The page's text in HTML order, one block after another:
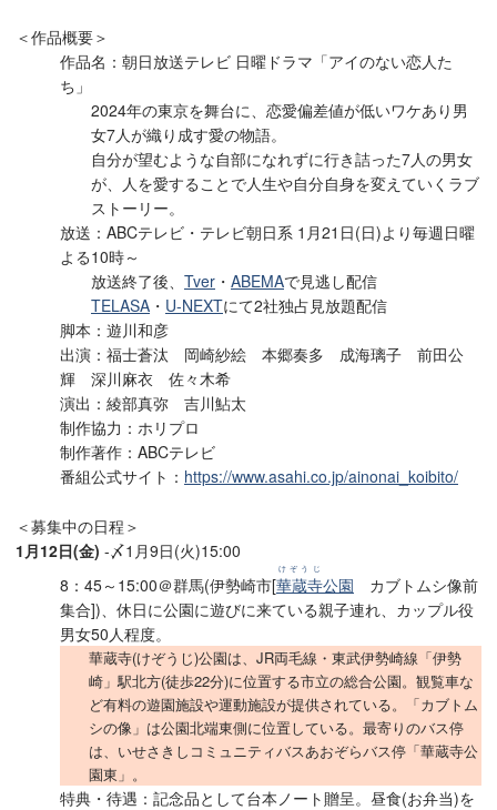
＜作品概要＞
作品名：朝日放送テレビ 日曜ドラマ「アイのない恋人た
ち」
2024年の東京を舞台に、恋愛偏差値が低いワケあり男
女7人が織り成す愛の物語。
自分が望むような自部になれずに行き詰った7人の男女
が、人を愛することで人生や自分自身を変えていくラブ
ストーリー。
放送：ABCテレビ・テレビ朝日系 1月21日(日)より毎週日曜
よる10時～
放送終了後、 Tver ・ ABEMAで見逃し配信
TELASA ・ U-NEXTにて2社独占見放題配信
脚本：遊川和彦
出演：福士蒼汰 岡崎紗絵 本郷奏多 成海璃子 前田公
輝 深川麻衣 佐々木希
演出：綾部真弥 吉川鮎太
制作協力：ホリプロ
制作著作：ABCテレビ
番組公式サイト： https://www.asahi.co.jp/ainonai_koibito/
＜募集中の日程＞
1月12日(金) -〆1月9日(火)15:00
8：45～15:00＠群馬(伊勢崎市[華蔵寺
けぞうじ
公園 カブトムシ像前
集合])、休日に公園に遊びに来ている親子連れ、カップル役
男女50人程度。
華蔵寺(けぞうじ)公園は、JR両毛線・東武伊勢崎線「伊勢
崎」駅北方(徒歩22分)に位置する市立の総合公園。観覧車な
ど有料の遊園施設や運動施設が提供されている。「カブトム
シの像」は公園北端東側に位置している。最寄りのバス停
は、いせさきしコミュニティバスあおぞらバス停「華蔵寺公
園東」。
特典・待遇：記念品として台本ノート贈呈。昼食(お弁当)を